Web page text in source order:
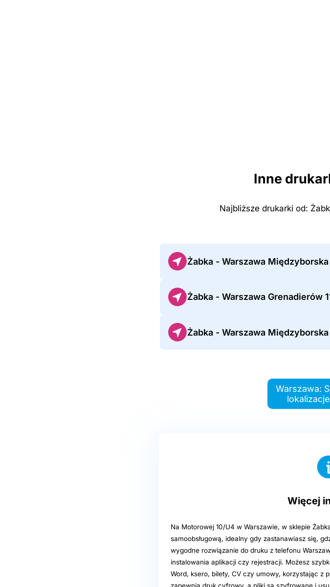
Inne
Najbliższe drukarki od:
Żabka - Warszawa
Żabka - Warszawa Grenadierów
Żabka - Warszawa Międzyborska
Warszawa:
Więcej
Na Motorowej 10/U4 w Warszawie, w sklepie
samoobsługową, idealny gdy zastanawiasz się,
wygodne rozwiązanie do druku z telefonu
instalowania aplikacji czy rejestracji. Możesz
Word, ksero, bilety, CV czy umowy, korzystając z